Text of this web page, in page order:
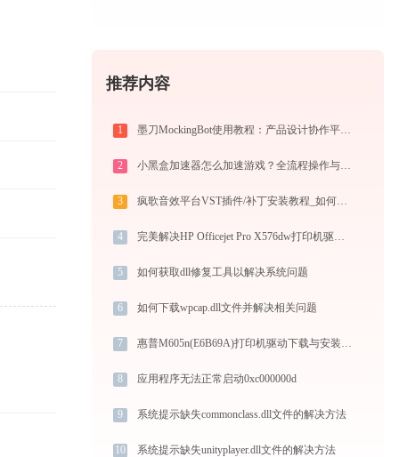
推荐内容
1 墨刀MockingBot使用教程：产品设计协作平台从入门到精通
2 小黑盒加速器怎么加速游戏？全流程操作与节点选择指南
3 疯歌音效平台VST插件/补丁安装教程_如何加载插件效果包
4 完美解决HP Officejet Pro X576dw打印机驱动安装困扰，全面下载安装教程
5 如何获取dll修复工具以解决系统问题
6 如何下载wpcap.dll文件并解决相关问题
7 惠普M605n(E6B69A)打印机驱动下载与安装教程：新手也能轻松搞定
8 应用程序无法正常启动0xc000000d
9 系统提示缺失commonclass.dll文件的解决方法
10 系统提示缺失unityplayer.dll文件的解决方法